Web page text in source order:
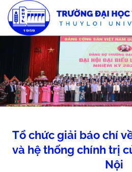
qua
nội
Tổ chức giải báo chí
và hệ thống chính trị
Nội